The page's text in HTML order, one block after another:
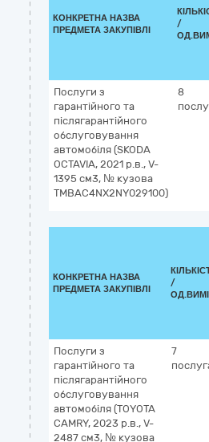
КОНКРЕТНА НАЗВА
ПРЕДМЕТА ЗАКУПІВЛІ
/
Послуги з
гарантійного та
післягарантійного
обслуговування
автомобіля (SKODA
OCTAVIA, 2021 р.в., V-
1395 см3, № кузова
TMBAC4NX2NY029100)
8
КОНКРЕТНА НАЗВА
ПРЕДМЕТА ЗАКУПІВЛІ
/
Послуги з
гарантійного та
післягарантійного
обслуговування
автомобіля (TOYOTA
CAMRY, 2023 р.в., V-
2487 см3, № кузова
7